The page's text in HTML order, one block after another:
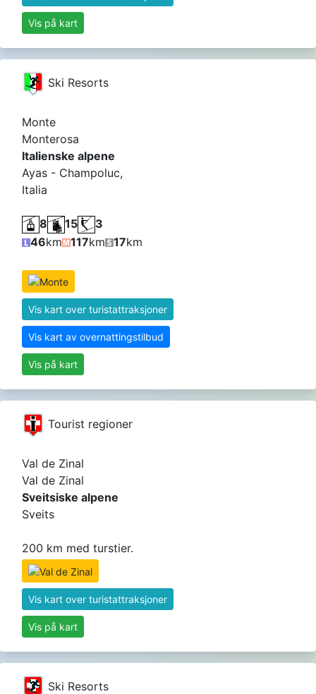
Vis på kart
Ski Resorts
Monte
Monterosa
Italienske alpene
Ayas - Champoluc,
Italia
8 15
3
46km 117km 17km
Vis kart over turistattraksjoner
Vis kart av overnattingstilbud
Vis på kart
Tourist regioner
Val de Zinal
Val de Zinal
Sveitsiske alpene
Sveits
200 km med turstier.
Vis kart over turistattraksjoner
Vis på kart
Ski Resorts